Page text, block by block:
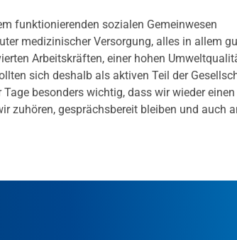
funktionierenden sozialen Gemeinwesen
medizinischer Versorgung, alles in allem
Arbeitskräften, einer hohen
sich deshalb als aktiven Teil der
besonders wichtig, dass wir wieder einen
zuhören, gesprächsbereit bleiben und auch